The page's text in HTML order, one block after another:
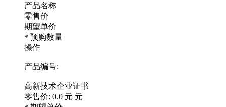
产品名称
零售价
期望单价
* 预购数量
操作
产品编号:
高新技术企业证书
零售价: 0.0 元 元